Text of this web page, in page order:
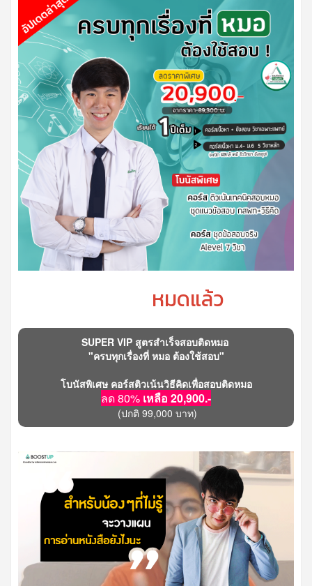
หมดแล้ว
SUPER VIP สูตรสำเร็จสอบติดหมอ
"ครบทุกเรื่องที่ หมอ ต้องใช้สอบ"
โบนัสพิเศษ คอร์สติวเน้นวิธีคิดเพื่อสอบติดหมอ
ลด 80% เหลือ 20,900.-
(ปกติ 99,000 บาท)